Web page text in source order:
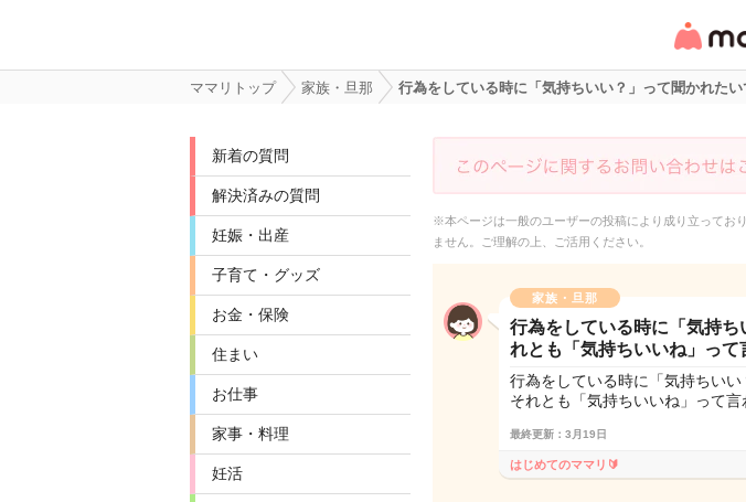
リ・情報
ママリトップ 家族・旦那 行為をしている時に「気持ちいい？」って聞かれた
新着の質問
解決済みの質問
妊娠・出産
子育て・グッズ
お金・保険
住まい
お仕事
家事・料理
妊活
※本ページは一般のユーザーの投稿により成り立ってお
ません。ご理解の上、ご活用ください。
家族・旦那
行為をしている時に「気持
れとも「気持ちいいね」って
行為をしている時に「気持ちい
それとも「気持ちいいね」って言
最終更新：3月19日
はじめてのママリ🔰